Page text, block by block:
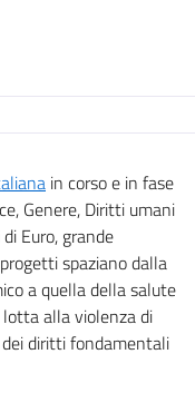
in corso e in fase
Genere, Diritti umani
Euro, grande
spaziano dalla
a quella della salute
alla violenza di
diritti fondamentali